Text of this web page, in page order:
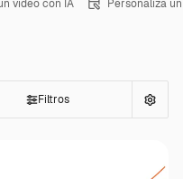
vídeo con IA Personaliza
Filtros